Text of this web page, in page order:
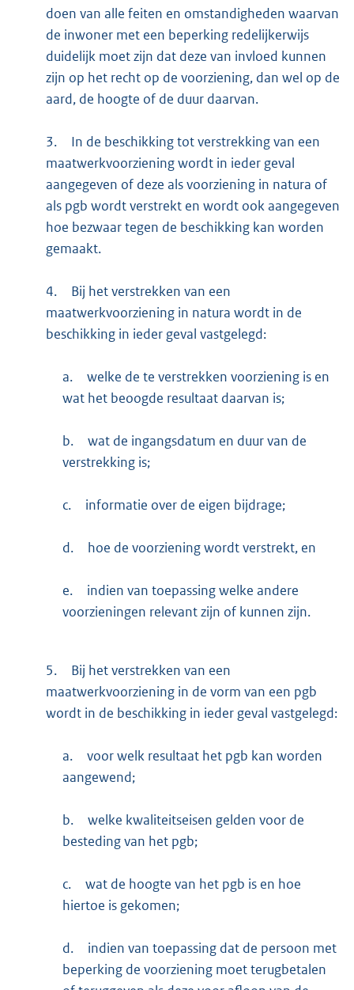
doen van alle feiten en omstandigheden waarvan
de inwoner met een beperking redelijkerwijs
duidelijk moet zijn dat deze van invloed kunnen
zijn op het recht op de voorziening, dan wel op de
aard, de hoogte of de duur daarvan.
3.
In de beschikking tot verstrekking van een
maatwerkvoorziening wordt in ieder geval
aangegeven of deze als voorziening in natura of
als pgb wordt verstrekt en wordt ook aangegeven
hoe bezwaar tegen de beschikking kan worden
gemaakt.
4.
Bij het verstrekken van een
maatwerkvoorziening in natura wordt in de
beschikking in ieder geval vastgelegd:
a.
welke de te verstrekken voorziening is en
wat het beoogde resultaat daarvan is;
b.
wat de ingangsdatum en duur van de
verstrekking is;
c. informatie over de eigen bijdrage;
d. hoe de voorziening wordt verstrekt, en
e.
indien van toepassing welke andere
voorzieningen relevant zijn of kunnen zijn.
5.
Bij het verstrekken van een
maatwerkvoorziening in de vorm van een pgb
wordt in de beschikking in ieder geval vastgelegd:
a.
voor welk resultaat het pgb kan worden
aangewend;
b.
welke kwaliteitseisen gelden voor de
besteding van het pgb;
c.
wat de hoogte van het pgb is en hoe
hiertoe is gekomen;
d.
indien van toepassing dat de persoon met
beperking de voorziening moet terugbetalen